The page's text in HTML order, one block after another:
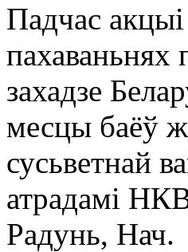
Падчас акцыі
пахаваньнях
захадзе
месцы баёў
сусьветнай
атрадамі
Радунь, Нач.